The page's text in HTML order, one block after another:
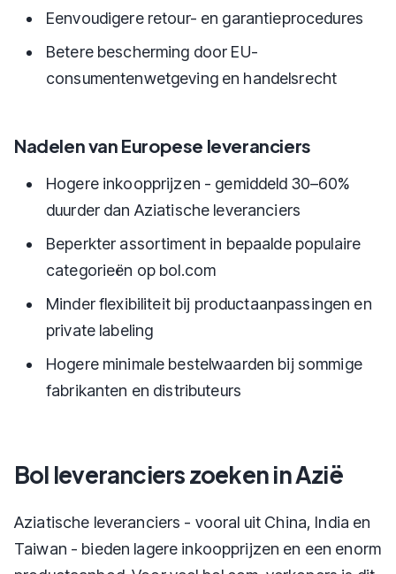
Eenvoudigere retour- en garantieprocedures
Betere bescherming door EU-
consumentenwetgeving en handelsrecht
Nadelen van Europese leveranciers
Hogere inkoopprijzen - gemiddeld 30–60%
duurder dan Aziatische leveranciers
Beperkter assortiment in bepaalde populaire
categorieën op bol.com
Minder flexibiliteit bij productaanpassingen en
private labeling
Hogere minimale bestelwaarden bij sommige
fabrikanten en distributeurs
Bol leveranciers zoeken in Azië
Aziatische leveranciers - vooral uit China, India en
Taiwan - bieden lagere inkoopprijzen en een enorm